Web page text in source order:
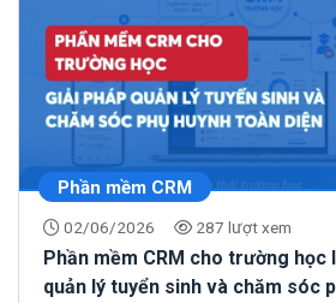
Phần mềm CRM
02/06/2026 287 lượt xem
Phần mềm CRM cho trường học
quản lý tuyển sinh và chăm sóc